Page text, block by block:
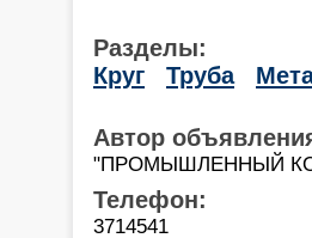
Разделы:
Круг
Труба
Автор
"ПРОМЫШЛЕННЫЙ
Телефон:
3714541